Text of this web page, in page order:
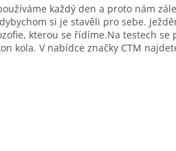
každý den a proto nám
si je stavěli pro sebe.
kterou se řídíme.Na testech se
kola. V nabídce značky CTM